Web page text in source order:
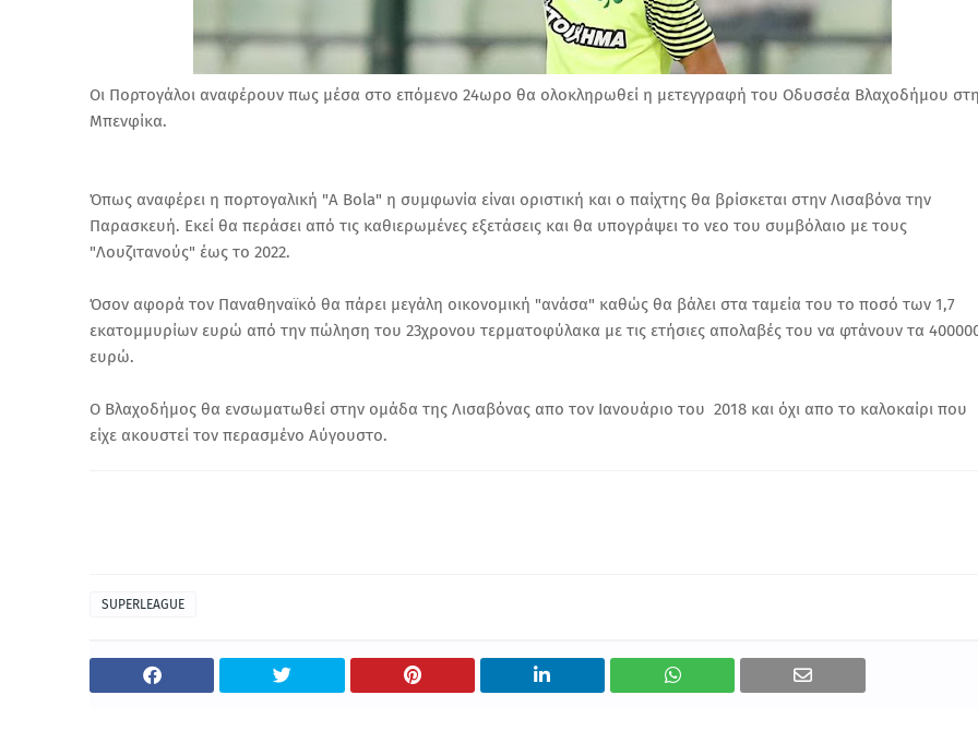
Οι Πορτογάλοι αναφέρουν πως μέσα στο επόμενο 24ωρο θα ολοκληρωθεί η μετεγγραφή του Οδυσσέα Βλαχοδήμου
Μπενφίκα.
Όπως αναφέρει η πορτογαλική "A Bola" η συμφωνία είναι οριστική και ο παίχτης θα βρίσκεται στην Λισαβόνα την
Παρασκευή. Εκεί θα περάσει από τις καθιερωμένες εξετάσεις και θα υπογράψει το νεο του συμβόλαιο με τους
"Λουζιτανούς" έως το 2022.
Όσον αφορά τον Παναθηναϊκό θα πάρει μεγάλη οικονομική "ανάσα" καθώς θα βάλει στα ταμεία του το ποσό των 1,7
εκατομμυρίων ευρώ από την πώληση του 23χρονου τερματοφύλακα με τις ετήσιες απολαβές του να φτάνουν τα
ευρώ.
Ο Βλαχοδήμος θα ενσωματωθεί στην ομάδα της Λισαβόνας απο τον Ιανουάριο του 2018 και όχι απο το καλοκαίρι που
είχε ακουστεί τον περασμένο Αύγουστο.
SUPERLEAGUE